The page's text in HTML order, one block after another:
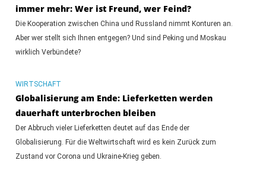
immer mehr: Wer ist Freund, wer Feind?
Die Kooperation zwischen China und Russland nimmt Konturen an.
Aber wer stellt sich Ihnen entgegen? Und sind Peking und Moskau
wirklich Verbündete?
WIRTSCHAFT
Globalisierung am Ende: Lieferketten werden
dauerhaft unterbrochen bleiben
Der Abbruch vieler Lieferketten deutet auf das Ende der
Globalisierung. Für die Weltwirtschaft wird es kein Zurück zum
Zustand vor Corona und Ukraine-Krieg geben.